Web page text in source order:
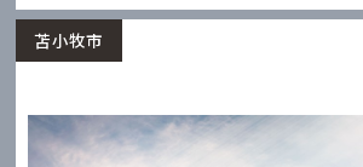
苫小牧市